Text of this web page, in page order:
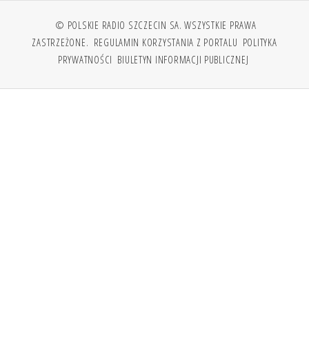
© POLSKIE RADIO SZCZECIN SA. WSZYSTKIE PRAWA
ZASTRZEŻONE. REGULAMIN KORZYSTANIA Z PORTALU POLITYKA
PRYWATNOŚCI BIULETYN INFORMACJI PUBLICZNEJ